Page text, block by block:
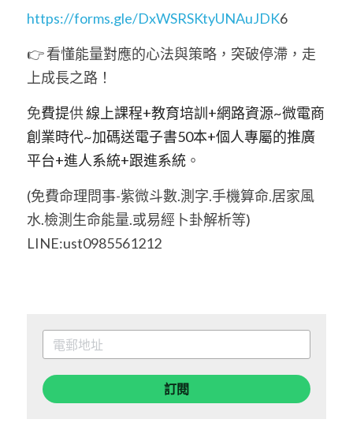
https://forms.gle/DxWSRSKtyUNAuJDK6
👉 看懂能量對應的心法與策略，突破停滯，走
上成長之路！
免費提供 線上課程+教育培訓+網路資源~微電商
創業時代~加碼送電子書50本+個人專屬的推廣
平台+進人系統+跟進系統 。
(免費命理問事-紫微斗數.測字.手機算命.居家風
水.檢測生命能量.或易經卜卦解析等)
LINE:ust0985561212
訂閱